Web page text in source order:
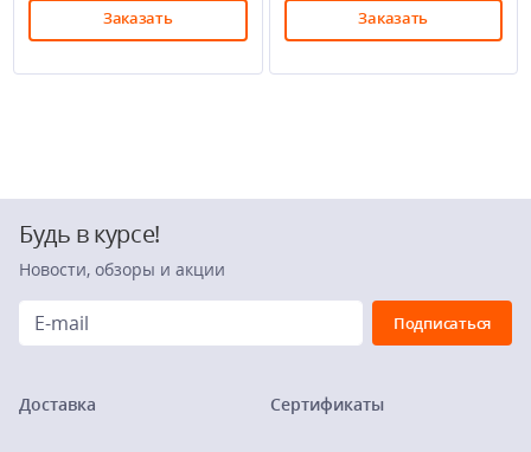
Заказать Заказать
Будь в курсе!
Новости, обзоры и акции
Доставка Сертификаты